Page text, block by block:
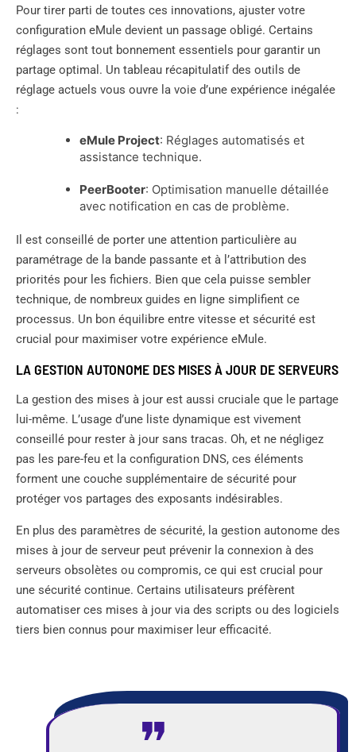
Pour tirer parti de toutes ces innovations, ajuster votre
configuration eMule devient un passage obligé. Certains
réglages sont tout bonnement essentiels pour garantir un
partage optimal. Un tableau récapitulatif des outils de
réglage actuels vous ouvre la voie d’une expérience inégalée
:
eMule Project: Réglages automatisés et
assistance technique.
PeerBooter: Optimisation manuelle détaillée
avec notification en cas de problème.
Il est conseillé de porter une attention particulière au
paramétrage de la bande passante et à l’attribution des
priorités pour les fichiers. Bien que cela puisse sembler
technique, de nombreux guides en ligne simplifient ce
processus. Un bon équilibre entre vitesse et sécurité est
crucial pour maximiser votre expérience eMule.
LA GESTION AUTONOME DES MISES À JOUR DE SERVEURS
La gestion des mises à jour est aussi cruciale que le partage
lui-même. L’usage d’une liste dynamique est vivement
conseillé pour rester à jour sans tracas. Oh, et ne négligez
pas les pare-feu et la configuration DNS, ces éléments
forment une couche supplémentaire de sécurité pour
protéger vos partages des exposants indésirables.
En plus des paramètres de sécurité, la gestion autonome des
mises à jour de serveur peut prévenir la connexion à des
serveurs obsolètes ou compromis, ce qui est crucial pour
une sécurité continue. Certains utilisateurs préfèrent
automatiser ces mises à jour via des scripts ou des logiciels
tiers bien connus pour maximiser leur efficacité.